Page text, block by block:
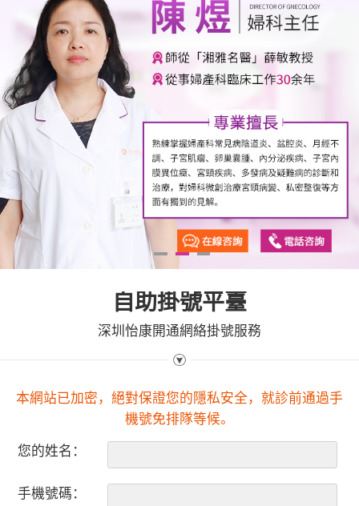
1 2
自助掛號平臺
深圳怡康開通網絡掛號服務
本網站已加密，絕對保證您的隱私安全，就診前通過手
機號免排隊等候。
您的姓名：
手機號碼：